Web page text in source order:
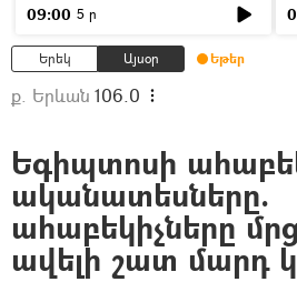
09:00 5 ր
Երեկ Այսօր Եթեր
ք. Երևան 106.0
Եգիպտոսի
ականատեսները.
ահաբեկիչները
ավելի շատ մարդ